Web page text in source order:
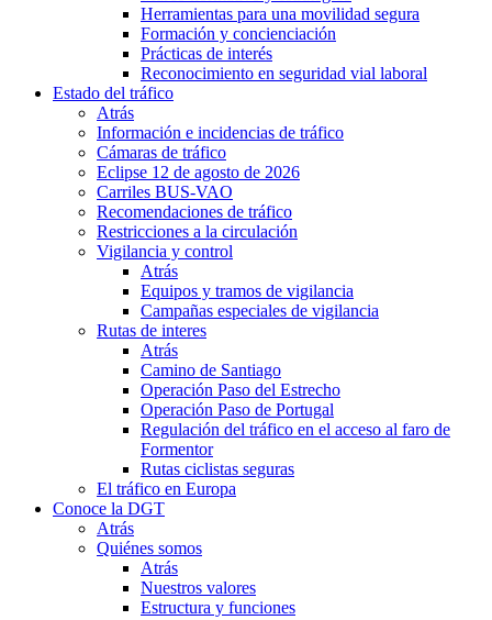
Herramientas para una movilidad segura
Formación y concienciación
Prácticas de interés
Reconocimiento en seguridad vial laboral
Estado del tráfico
Atrás
Información e incidencias de tráfico
Cámaras de tráfico
Eclipse 12 de agosto de 2026
Carriles BUS-VAO
Recomendaciones de tráfico
Restricciones a la circulación
Vigilancia y control
Atrás
Equipos y tramos de vigilancia
Campañas especiales de vigilancia
Rutas de interes
Atrás
Camino de Santiago
Operación Paso del Estrecho
Operación Paso de Portugal
Regulación del tráfico en el acceso al faro de
Formentor
Rutas ciclistas seguras
El tráfico en Europa
Conoce la DGT
Atrás
Quiénes somos
Atrás
Nuestros valores
Estructura y funciones